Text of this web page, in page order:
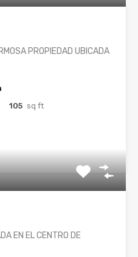
PROPIEDAD UBICADA
105 sq ft
EN EL CENTRO DE